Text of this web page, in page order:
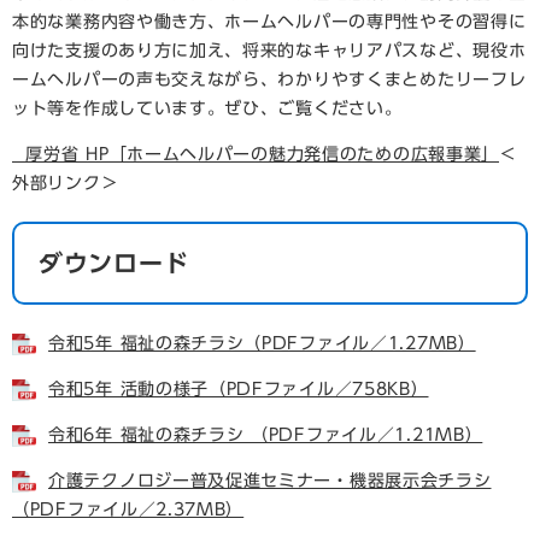
本的な業務内容や働き方、ホームヘルパーの専門性やその習得に
向けた支援のあり方に加え、将来的なキャリアパスなど、現役ホ
ームヘルパーの声も交えながら、わかりやすくまとめたリーフレ
ット等を作成しています。ぜひ、ご覧ください。
厚労省 HP「ホームヘルパーの魅力発信のための広報事業」
＜
外部リンク＞
ダウンロード
令和5年 福祉の森チラシ（PDFファイル／1.27MB）
令和5年 活動の様子（PDFファイル／758KB）
令和6年 福祉の森チラシ （PDFファイル／1.21MB）
介護テクノロジー普及促進セミナー・機器展示会チラシ
（PDFファイル／2.37MB）